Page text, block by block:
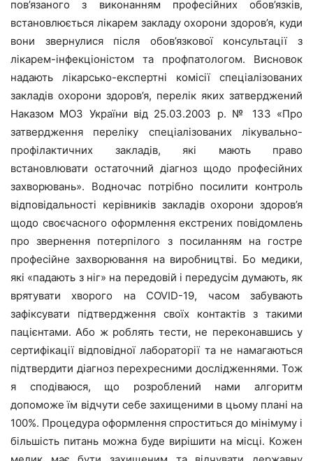
пов’язаного з виконанням професійних обов’язків,
встановлюється лікарем закладу охорони здоров’я, куди
вони звернулися після обов’язкової консультації з
лікарем-інфекціоністом та профпатологом. Висновок
надають лікарсько-експертні комісії спеціалізованих
закладів охорони здоров’я, перелік яких затверджений
Наказом МОЗ України від 25.03.2003 р. № 133 «Про
затвердження переліку спеціалізованих лікувально-
профілактичних закладів, які мають право
встановлювати остаточний діагноз щодо професійних
захворювань». Водночас потрібно посилити контроль
відповідальності керівників закладів охорони здоров’я
щодо своєчасного оформлення екстрених повідомлень
про звернення потерпілого з посиланням на гостре
професійне захворювання на виробництві. Бо медики,
які «падають з ніг» на передовій і передусім думають, як
врятувати хворого на COVID-19, часом забувають
зафіксувати підтвердження своїх контактів з такими
пацієнтами. Або ж роблять тести, не переконавшись у
сертифікації відповідної лабораторії та не намагаються
підтвердити діагноз перехресними дослідженнями. Тож
я сподіваюся, що розроблений нами алгоритм
допоможе їм відчути себе захищеними в цьому плані на
100%. Процедура оформлення спроститься до мінімуму і
більшість питань можна буде вирішити на місці. Кожен